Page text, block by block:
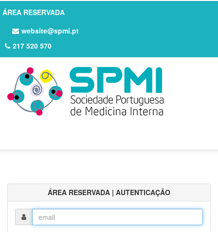
ÁREA RESERVADA
website@spmi.pt
217 520 570
ÁREA RESERVADA | AUTENTICAÇÃO
Login